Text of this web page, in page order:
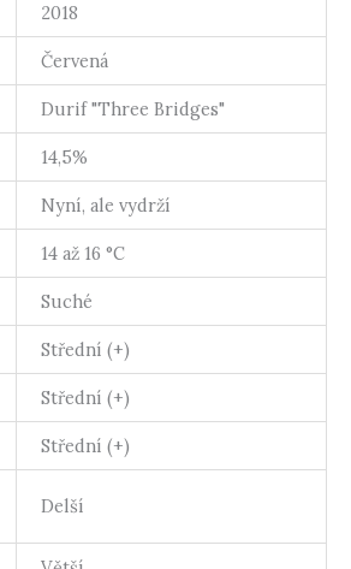
2018
Červená
Durif "Three Bridges"
14,5%
Nyní, ale vydrží
14 až 16 °C
Suché
Střední (+)
Střední (+)
Střední (+)
Delší